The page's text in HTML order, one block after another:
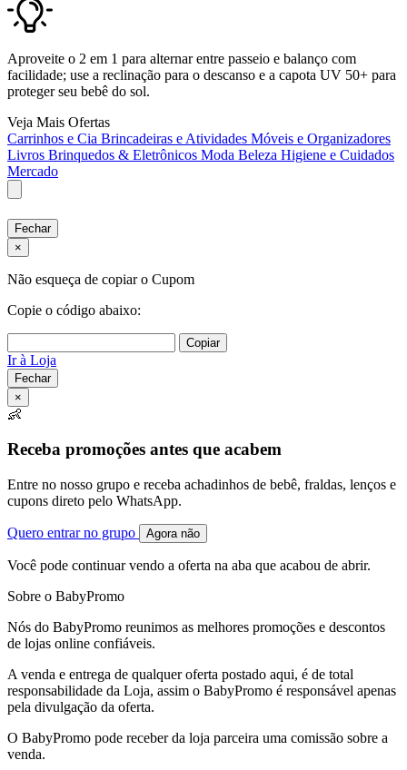
Aproveite o 2 em 1 para alternar entre passeio e balanço com
facilidade; use a reclinação para o descanso e a capota UV 50+ para
proteger seu bebê do sol.
Veja Mais Ofertas
Carrinhos e Cia Brincadeiras e Atividades Móveis e Organizadores
Livros Brinquedos & Eletrônicos Moda Beleza Higiene e Cuidados
Mercado
Fechar
×
Não esqueça de copiar o Cupom
Copie o código abaixo:
Copiar
Ir à Loja
Fechar
×
👶
Receba promoções antes que acabem
Entre no nosso grupo e receba achadinhos de bebê, fraldas, lenços e
cupons direto pelo WhatsApp.
Quero entrar no grupo Agora não
Você pode continuar vendo a oferta na aba que acabou de abrir.
Sobre o BabyPromo
Nós do BabyPromo reunimos as melhores promoções e descontos
de lojas online confiáveis.
A venda e entrega de qualquer oferta postado aqui, é de total
responsabilidade da Loja, assim o BabyPromo é responsável apenas
pela divulgação da oferta.
O BabyPromo pode receber da loja parceira uma comissão sobre a
venda.